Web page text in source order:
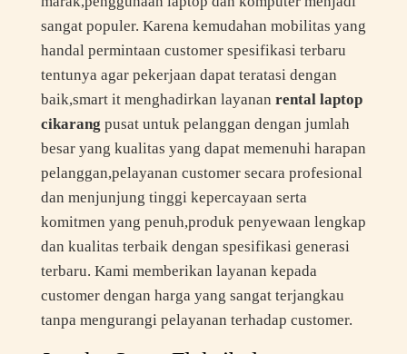
sangat populer. Karena kemudahan mobilitas yang
handal permintaan customer spesifikasi terbaru
tentunya agar pekerjaan dapat teratasi dengan
baik,smart it menghadirkan layanan rental laptop
cikarang pusat untuk pelanggan dengan jumlah
besar yang kualitas yang dapat memenuhi harapan
pelanggan,pelayanan customer secara profesional
dan menjunjung tinggi kepercayaan serta
komitmen yang penuh,produk penyewaan lengkap
dan kualitas terbaik dengan spesifikasi generasi
terbaru. Kami memberikan layanan kepada
customer dengan harga yang sangat terjangkau
tanpa mengurangi pelayanan terhadap customer.